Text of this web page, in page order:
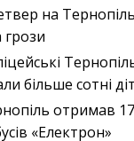
на
грози
більше сотні
отримав
«Електрон»